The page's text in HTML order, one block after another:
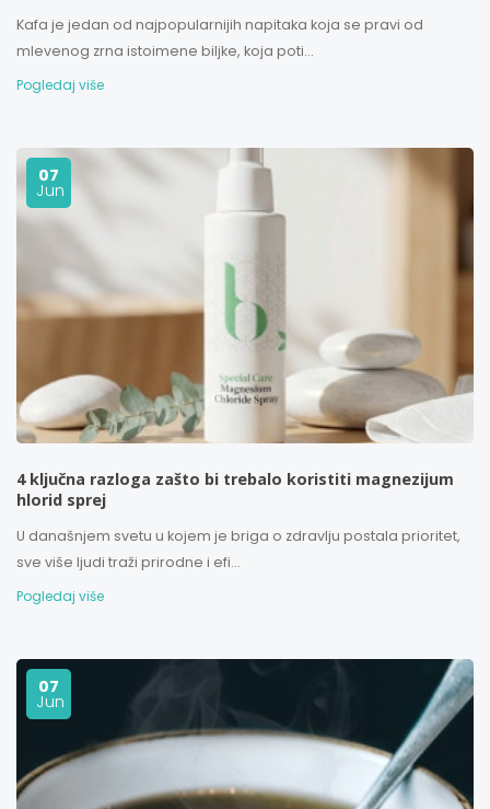
Kafa je jedan od najpopularnijih napitaka koja se pravi od
mlevenog zrna istoimene biljke, koja poti...
Pogledaj više
07
Jun
4 ključna razloga zašto bi trebalo koristiti magnezijum
hlorid sprej
U današnjem svetu u kojem je briga o zdravlju postala prioritet,
sve više ljudi traži prirodne i efi...
Pogledaj više
07
Jun